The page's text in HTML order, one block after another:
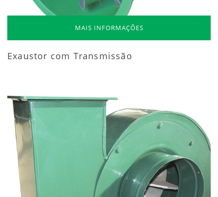
MAIS INFORMAÇÕES
Exaustor com Transmissão